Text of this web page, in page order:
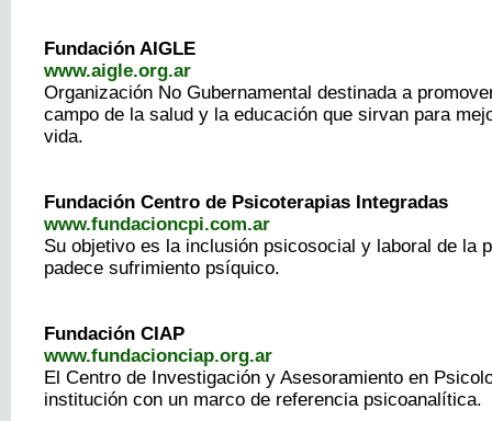
Fundación AIGLE
www.aigle.org.ar
Organización No Gubernamental destinada a
campo de la salud y la educación que sirvan para
vida.
Fundación Centro de Psicoterapias Integradas
www.fundacioncpi.com.ar
Su objetivo es la inclusión psicosocial y laboral de la
padece sufrimiento psíquico.
Fundación CIAP
www.fundacionciap.org.ar
El Centro de Investigación y Asesoramiento en
institución con un marco de referencia psicoanalítica.